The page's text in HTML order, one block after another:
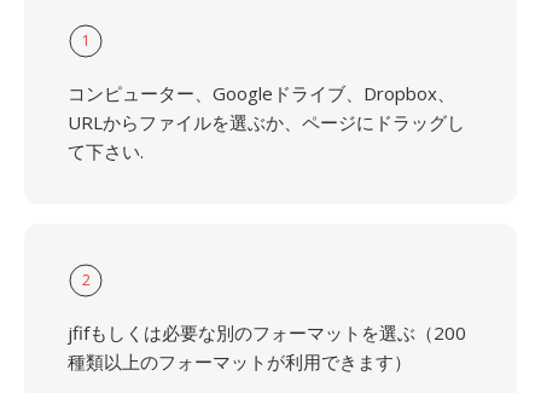
1
コンピューター、Googleドライブ、Dropbox、
URLからファイルを選ぶか、ページにドラッグし
て下さい.
2
jfifもしくは必要な別のフォーマットを選ぶ（200
種類以上のフォーマットが利用できます）